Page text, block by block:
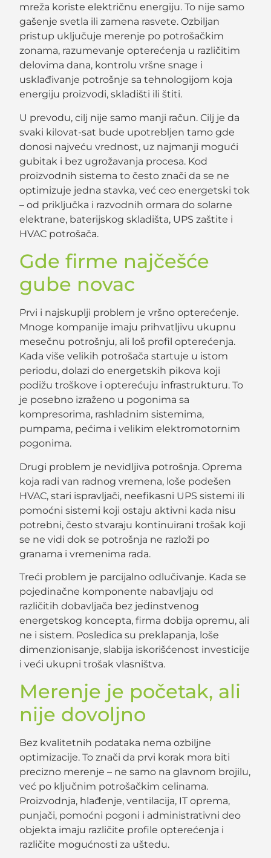
mreža koriste električnu energiju. To nije samo
gašenje svetla ili zamena rasvete. Ozbiljan
pristup uključuje merenje po potrošačkim
zonama, razumevanje opterećenja u različitim
delovima dana, kontrolu vršne snage i
usklađivanje potrošnje sa tehnologijom koja
energiju proizvodi, skladišti ili štiti.
U prevodu, cilj nije samo manji račun. Cilj je da
svaki kilovat-sat bude upotrebljen tamo gde
donosi najveću vrednost, uz najmanji mogući
gubitak i bez ugrožavanja procesa. Kod
proizvodnih sistema to često znači da se ne
optimizuje jedna stavka, već ceo energetski tok
– od priključka i razvodnih ormara do solarne
elektrane, baterijskog skladišta, UPS zaštite i
HVAC potrošača.
Gde firme najčešće
gube novac
Prvi i najskuplji problem je vršno opterećenje.
Mnoge kompanije imaju prihvatljivu ukupnu
mesečnu potrošnju, ali loš profil opterećenja.
Kada više velikih potrošača startuje u istom
periodu, dolazi do energetskih pikova koji
podižu troškove i opterećuju infrastrukturu. To
je posebno izraženo u pogonima sa
kompresorima, rashladnim sistemima,
pumpama, pećima i velikim elektromotornim
pogonima.
Drugi problem je nevidljiva potrošnja. Oprema
koja radi van radnog vremena, loše podešen
HVAC, stari ispravljači, neefikasni UPS sistemi ili
pomoćni sistemi koji ostaju aktivni kada nisu
potrebni, često stvaraju kontinuirani trošak koji
se ne vidi dok se potrošnja ne razloži po
granama i vremenima rada.
Treći problem je parcijalno odlučivanje. Kada se
pojedinačne komponente nabavljaju od
različitih dobavljača bez jedinstvenog
energetskog koncepta, firma dobija opremu, ali
ne i sistem. Posledica su preklapanja, loše
dimenzionisanje, slabija iskorišćenost investicije
i veći ukupni trošak vlasništva.
Merenje je početak, ali
nije dovoljno
Bez kvalitetnih podataka nema ozbiljne
optimizacije. To znači da prvi korak mora biti
precizno merenje – ne samo na glavnom brojilu,
već po ključnim potrošačkim celinama.
Proizvodnja, hlađenje, ventilacija, IT oprema,
punjači, pomoćni pogoni i administrativni deo
objekta imaju različite profile opterećenja i
različite mogućnosti za uštedu.